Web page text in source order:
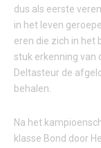
dus als eerste
in het leven
eren die zich in het
stuk erkenning van
Deltasteur de
behalen.
Na het
klasse Bond door